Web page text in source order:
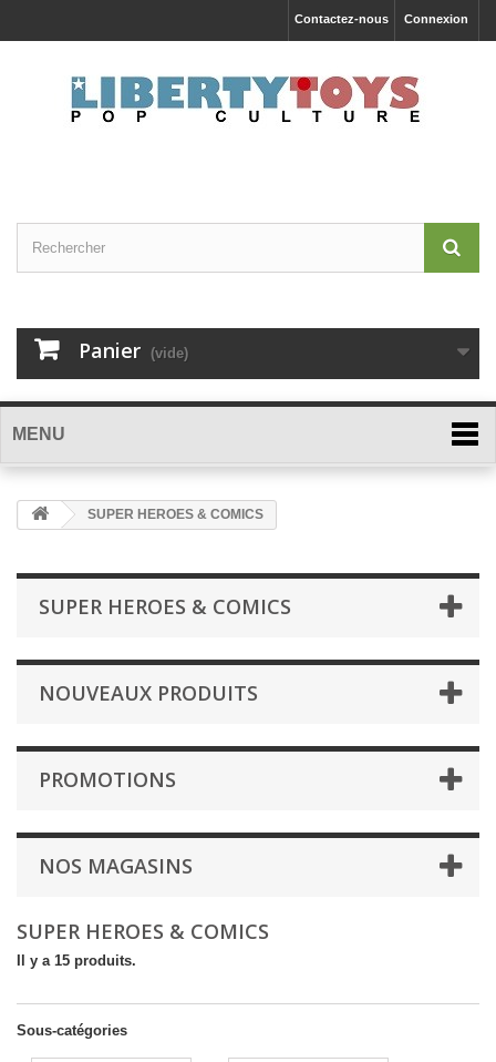
Connexion
Contactez-nous
Panier (vide)
MENU
SUPER HEROES & COMICS
SUPER HEROES & COMICS
NOUVEAUX PRODUITS
PROMOTIONS
NOS MAGASINS
SUPER HEROES & COMICS
Il y a 15 produits.
Sous-catégories